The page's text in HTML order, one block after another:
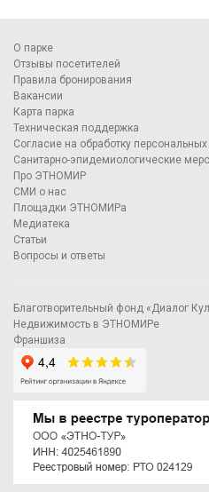
О парке
Отзывы посетителей
Правила бронирования
Вакансии
Карта парка
Техническая поддержка
Согласие на обработку
Санитарно-эпидемиологические
Про ЭТНОМИР
СМИ о нас
Площадки ЭТНОМИРа
Медиатека
Статьи
Вопросы и ответы
Благотворительный фонд «Диалог
Недвижимость в ЭТНОМИРе
Франшиза